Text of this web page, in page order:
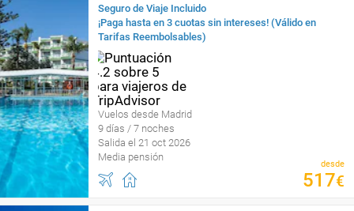
Seguro de Viaje Incluido
¡Paga hasta en 3 cuotas sin intereses! (Válido en
Tarifas Reembolsables)
Vuelos desde Madrid
9 días / 7 noches
Salida el 21 oct 2026
Media pensión
desde
517€